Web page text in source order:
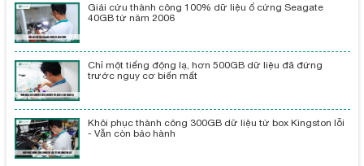
Giải cứu thành công 100% dữ liệu ổ cứng Seagate
40GB từ năm 2006
Chỉ một tiếng động lạ, hơn 500GB dữ liệu đã đứng
trước nguy cơ biến mất
Khôi phục thành công 300GB dữ liệu từ box Kingston lỗi
- Vẫn còn bảo hành